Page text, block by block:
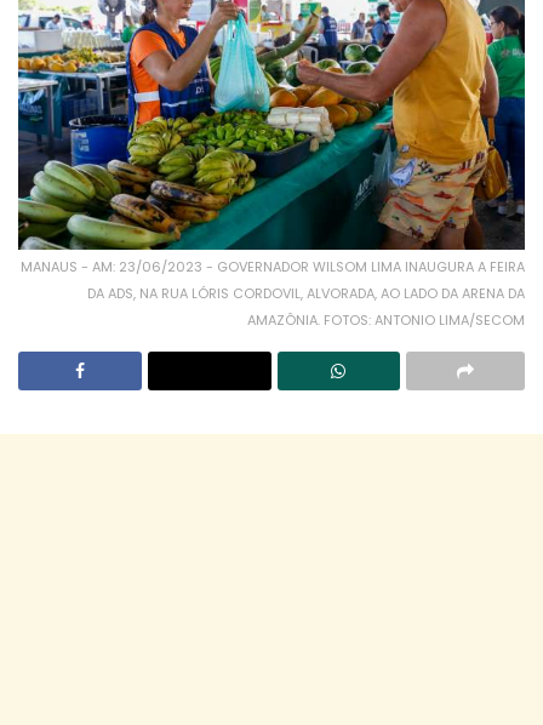
MANAUS - AM: 23/06/2023 - GOVERNADOR WILSOM LIMA INAUGURA A FEIRA
DA ADS, NA RUA LÓRIS CORDOVIL, ALVORADA, AO LADO DA ARENA DA
AMAZÔNIA. FOTOS: ANTONIO LIMA/SECOM